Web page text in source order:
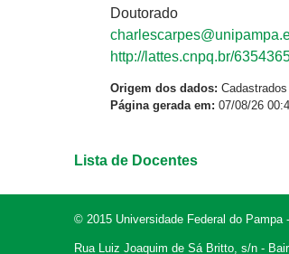
Doutorado
http://lattes.cnpq.br/
Origem dos dados:
Página gerada em: 07/08/26
Lista de Docentes
© 2015 Universidade Federal do Pampa
Rua Luiz Joaquim de Sá Britto, s/n -